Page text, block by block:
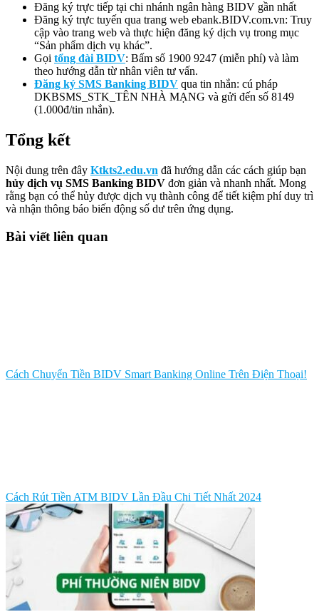
Đăng ký trực tiếp tại chi nhánh ngân hàng BIDV gần nhất
Đăng ký trực tuyến qua trang web ebank.BIDV.com.vn: Truy
cập vào trang web và thực hiện đăng ký dịch vụ trong mục
“Sản phẩm dịch vụ khác”.
Gọi tổng đài BIDV: Bấm số 1900 9247 (miễn phí) và làm
theo hướng dẫn từ nhân viên tư vấn.
Đăng ký SMS Banking BIDV qua tin nhắn: cú pháp
DKBSMS_STK_TÊN NHÀ MẠNG và gửi đến số 8149
(1.000đ/tin nhắn).
Tổng kết
Nội dung trên đây Ktkts2.edu.vn đã hướng dẫn các cách giúp bạn
hủy dịch vụ SMS Banking BIDV đơn giản và nhanh nhất. Mong
rằng bạn có thể hủy được dịch vụ thành công để tiết kiệm phí duy trì
và nhận thông báo biến động số dư trên ứng dụng.
Bài viết liên quan
Cách Chuyển Tiền BIDV Smart Banking Online Trên Điện Thoại!
Cách Rút Tiền ATM BIDV Lần Đầu Chi Tiết Nhất 2024